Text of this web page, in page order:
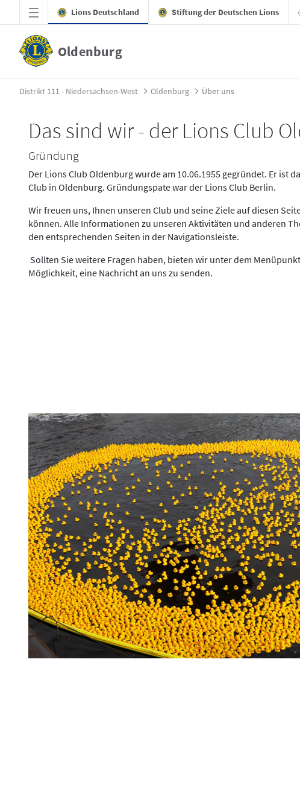
Zum Hauptinhalt springen
Lions Deutschland Stiftung der Deutschen Lions
Oldenburg
Über uns - Oldenburg
Distrikt 111 - Niedersachsen-West Oldenburg Über uns
Das sind wir - der Lions Club
Gründung
Der Lions Club Oldenburg wurde am 10.06.1955 gegründet. Er ist
Club in Oldenburg. Gründungspate war der Lions Club Berlin.
Wir freuen uns, Ihnen unseren Club und seine Ziele auf diesen
können. Alle Informationen zu unseren Aktivitäten und anderen
den entsprechenden Seiten in der Navigationsleiste.
Sollten Sie weitere Fragen haben, bieten wir unter dem Menüpunkt
Möglichkeit, eine Nachricht an uns zu senden.